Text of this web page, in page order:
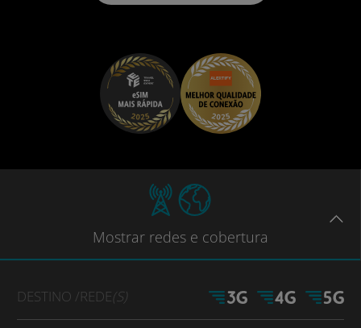
Mostrar redes e cobertura
DESTINO /REDE(S)